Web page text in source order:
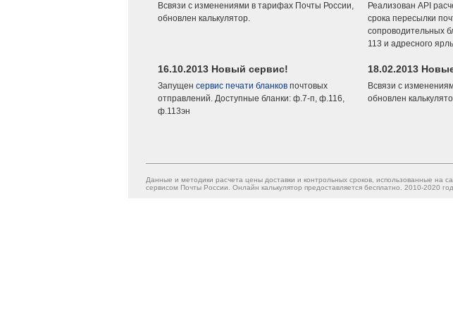
Всвязи с изменениями в тарифах Почты России,
обновлен калькулятор.
Реализован API
срока пересылки
сопроводительных
113 и адресного
16.10.2013 Новый сервис!
Запущен сервис печати бланков почтовых
отправлений. Доступные бланки: ф.7-п, ф.116,
ф.113эн
18.02.2013
Всвязи с
обновлен
Данные и методики расчета цены доставки и контрольных сроков, использованные на
сервисом Почты России. Онлайн калькулятор предоставляется бесплатно. 2010-2020 год.